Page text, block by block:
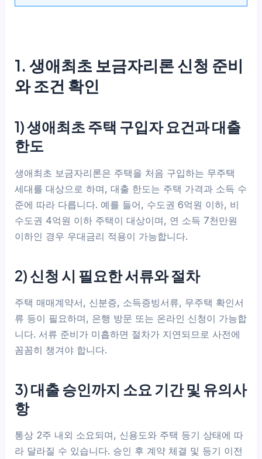
1. 생애최초 보금자리론 신청 준비
와 조건 확인
1) 생애최초 주택 구입자 요건과 대출
한도
생애최초 보금자리론은 주택을 처음 구입하는 무주택
세대를 대상으로 하며, 대출 한도는 주택 가격과 소득 수
준에 따라 다릅니다. 예를 들어, 수도권 6억원 이하, 비
수도권 4억원 이하 주택이 대상이며, 연 소득 7천만원
이하인 경우 우대금리 적용이 가능합니다.
2) 신청 시 필요한 서류와 절차
주택 매매계약서, 신분증, 소득증빙서류, 무주택 확인서
류 등이 필요하며, 은행 방문 또는 온라인 신청이 가능합
니다. 서류 준비가 미흡하면 절차가 지연되므로 사전에
꼼꼼히 챙겨야 합니다.
3) 대출 승인까지 소요 기간 및 유의사
항
통상 2주 내외 소요되며, 신용도와 주택 등기 상태에 따
라 달라질 수 있습니다. 승인 후 계약 체결 및 등기 이전